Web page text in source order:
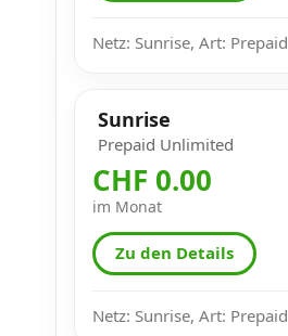
Netz: Sunrise, Art: Prepaid
Sunrise
Prepaid Unlimited
CHF 0.00
im Monat
Zu den Details
Netz: Sunrise, Art: Prepaid